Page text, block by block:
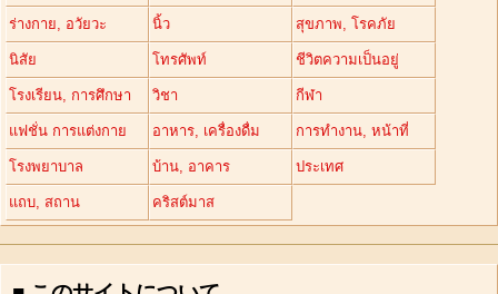
ร่างกาย, อวัยวะ นิ้ว สุขภาพ, โรคภัย
นิสัย โทรศัพท์ ชีวิตความเป็นอยู่
โรงเรียน, การศึกษา วิชา กีฬา
แฟชั่น การแต่งกาย อาหาร, เครื่องดื่ม การทำงาน, หน้าที่
โรงพยาบาล บ้าน, อาคาร ประเทศ
แถบ, สถาน คริสต์มาส